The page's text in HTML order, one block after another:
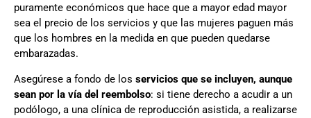
puramente económicos que hace que a mayor edad mayor
sea el precio de los servicios y que las mujeres paguen más
que los hombres en la medida en que pueden quedarse
embarazadas.
Asegúrese a fondo de los servicios que se incluyen, aunque
sean por la vía del reembolso: si tiene derecho a acudir a un
podólogo, a una clínica de reproducción asistida, a realizarse